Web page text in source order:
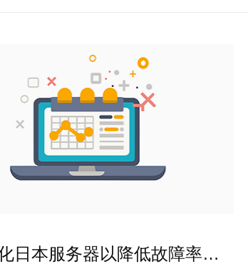
日本服务器以降低故障率和